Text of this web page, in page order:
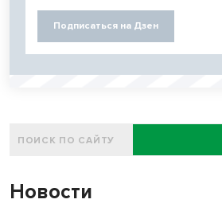
Подписаться на Дзен
Новости